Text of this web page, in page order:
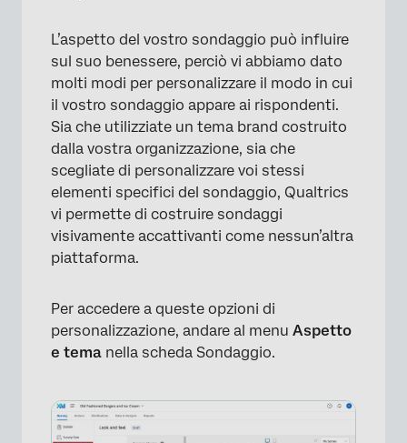
FAQs
L’aspetto del vostro sondaggio può influire
sul suo benessere, perciò vi abbiamo dato
molti modi per personalizzare il modo in cui
il vostro sondaggio appare ai rispondenti.
Sia che utilizziate un tema brand costruito
dalla vostra organizzazione, sia che
scegliate di personalizzare voi stessi
elementi specifici del sondaggio, Qualtrics
vi permette di costruire sondaggi
visivamente accattivanti come nessun’altra
piattaforma.
Per accedere a queste opzioni di
personalizzazione, andare al menu Aspetto
e tema nella scheda Sondaggio.